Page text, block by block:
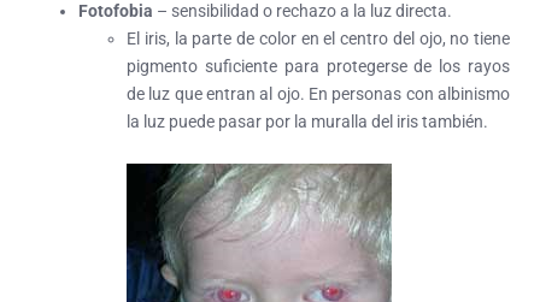
Fotofobia – sensibilidad o rechazo a la luz directa.
El iris, la parte de color en el centro del ojo, no tiene
pigmento suficiente para protegerse de los rayos
de luz que entran al ojo. En personas con albinismo
la luz puede pasar por la muralla del iris también.